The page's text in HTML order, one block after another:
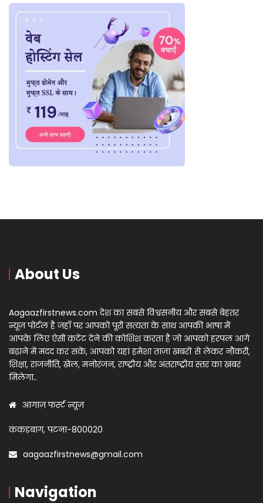
About Us
Aagaazfirstnews.com देश का सबसे विश्वसनीय और सबसे बेहतर
न्यूज़ पोर्टल है जहाँ पर आपको पूरी सत्यता के साथ आपकी भाषा में
आपके लिए ऐसी कंटेंट देने की कोशिश करता है जो आपको हरपल आगे
बढ़ाने में मदद कर सकें, आपको यहां हमेशा ताज़ा खबरों से लेकर नौकरी,
शिक्षा, राजनीति, खेल, मनोरंजन, राष्ट्रीय और अंतराष्ट्रीय स्तर का खबर
मिलेगा..
आगाज़ फर्स्ट न्यूज़
कंकड़बाग, पटना-800020
aagaazfirstnews@gmail.com
Navigation